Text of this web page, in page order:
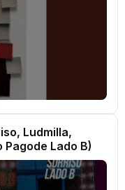
Ludmilla,
Pagode Lado B)